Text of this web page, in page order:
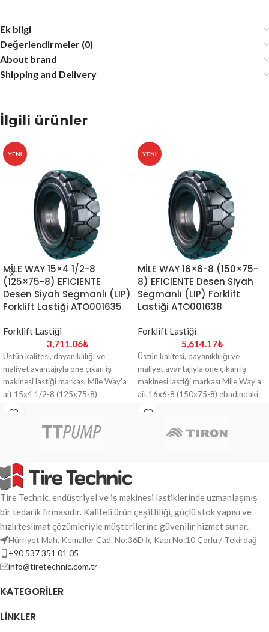
Ek bilgi
Değerlendirmeler (0)
About brand
Shipping and Delivery
İlgili ürünler
YENI
MİLE WAY 15×4 1/2-8
(125×75-8) EFICIENTE
Desen Siyah Segmanlı (LIP)
Forklift Lastiği ATO001635
Forklift Lastiği
3,711.06₺
Üstün kalitesi, dayanıklılığı ve
maliyet avantajıyla öne çıkan iş
makinesi lastiği markası Mile Way'a
ait 15x4 1/2-8 (125x75-8)
yüklere ve zorlu zeminlere her zaman
YENI
MİLE WAY 16×6-8 (150×75-
8) EFICIENTE Desen Siyah
Segmanlı (LIP) Forklift
Lastiği ATO001638
Forklift Lastiği
5,614.17₺
Üstün kalitesi, dayanıklılığı ve
maliyet avantajıyla öne çıkan iş
makinesi lastiği markası Mile Way'a
ait 16x6-8 (150x75-8) ebadındaki
yüklere ve zorlu zeminlere her zaman
Tire Technic, endüstriyel ve iş makinesi lastiklerinde uzmanlaşmış
bir tedarik firmasıdır. Kaliteli ürün çeşitliliği, güçlü stok yapısı ve
hızlı teslimat çözümleriyle müşterilerine güvenilir hizmet sunar.
Hürriyet Mah. Kemaller Cad. No:36D İç Kapı No:10 Çorlu / Tekirdağ
+90 537 351 01 05
info@tiretechnic.com.tr
KATEGORILER
LINKLER